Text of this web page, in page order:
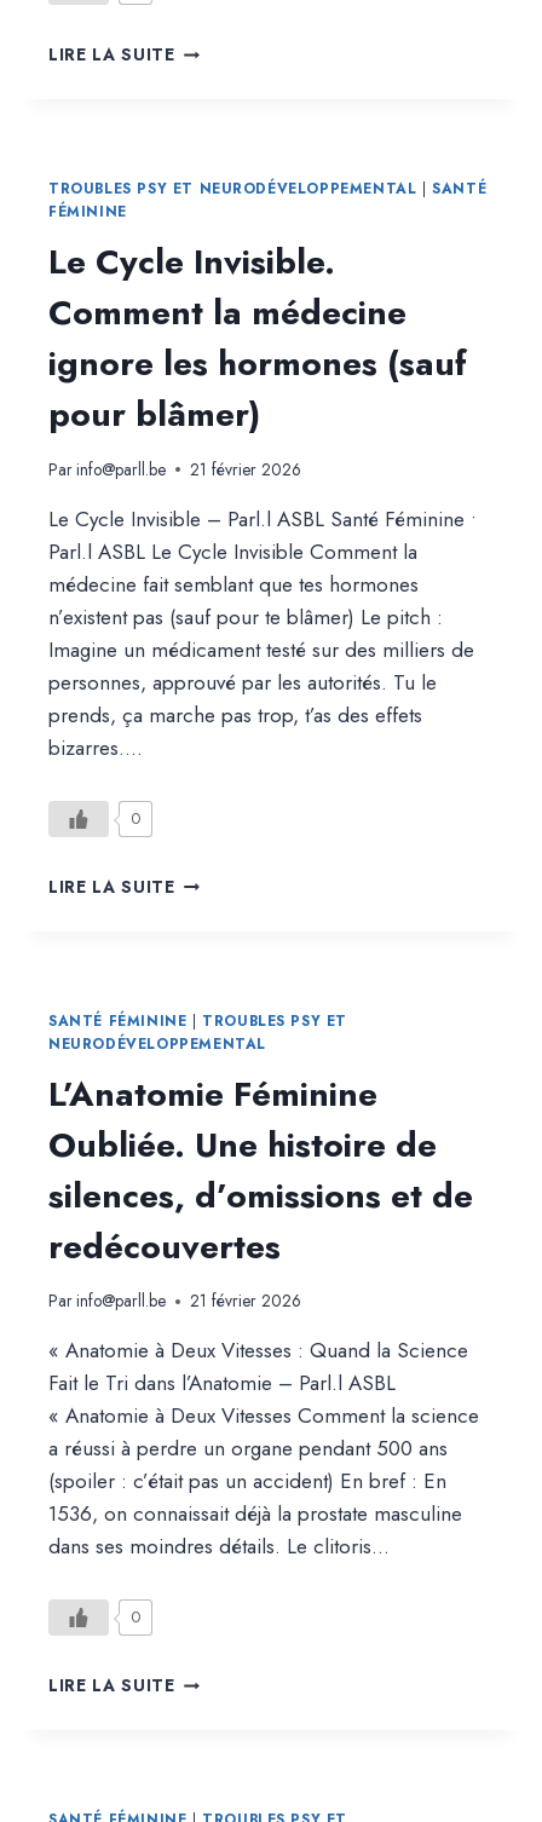
LIRE LA SUITEDÉVELOPPEMENT
TROUBLES PSY ET NEURODÉVELOPPEMENTAL |SANTÉ
FÉMININE
Le Cycle Invisible.
Comment la médecine
ignore les hormones (sauf
pour blâmer)
Parinfo@parll.be 21 février 2026
Le Cycle Invisible – Parl.l ASBL Santé Féminine •
Parl.l ASBL Le Cycle Invisible Comment la
médecine fait semblant que tes hormones
n’existent pas (sauf pour te blâmer) Le pitch :
Imagine un médicament testé sur des milliers de
personnes, approuvé par les autorités. Tu le
prends, ça marche pas trop, t’as des effets
bizarres….
0
LIRE LA SUITELE
IGNORE
HORMONES
(SAUF
POUR
BLÂMER)
SANTÉ FÉMININE | TROUBLES PSY ET
NEURODÉVELOPPEMENTAL
L’Anatomie Féminine
Oubliée. Une histoire de
silences, d’omissions et de
redécouvertes
Parinfo@parll.be 21 février 2026
« Anatomie à Deux Vitesses : Quand la Science
Fait le Tri dans l’Anatomie – Parl.l ASBL
« Anatomie à Deux Vitesses Comment la science
a réussi à perdre un organe pendant 500 ans
(spoiler : c’était pas un accident) En bref : En
1536, on connaissait déjà la prostate masculine
dans ses moindres détails. Le clitoris…
0
LIRE LA SUITEL’ANATOMIE
DE